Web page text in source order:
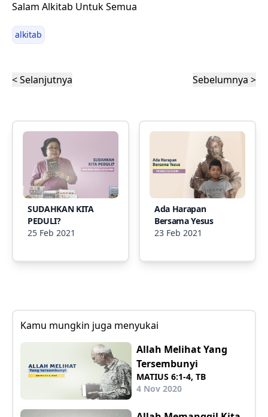
Salam Alkitab Untuk Semua
alkitab
< Selanjutnya Sebelumnya >
SUDAHKAN KITA
PEDULI?
25 Feb 2021
Ada Harapan
Bersama Yesus
23 Feb 2021
Kamu mungkin juga menyukai
Allah Melihat Yang
Tersembunyi
MATIUS 6:1-4, TB
4 Nov 2020